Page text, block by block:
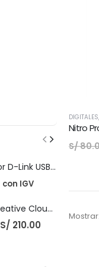
DIGITALES,
Nitro
S/
Mostrar:
Adaptador D-Link USB-C Gigabit Ethernet LAN
con IGV
Adobe Creative Cloud - 1 Año
El
precio
S/ 210.00El